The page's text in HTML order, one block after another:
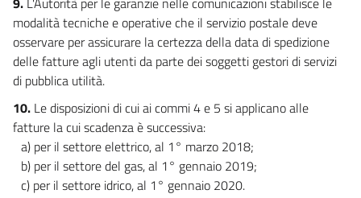
modalità tecniche e operative che il servizio postale deve
osservare per assicurare la certezza della data di spedizione
delle fatture agli utenti da parte dei soggetti gestori di servizi
di pubblica utilità.
10. Le disposizioni di cui ai commi 4 e 5 si applicano alle
fatture la cui scadenza è successiva:
a) per il settore elettrico, al 1° marzo 2018;
b) per il settore del gas, al 1° gennaio 2019;
c) per il settore idrico, al 1° gennaio 2020.